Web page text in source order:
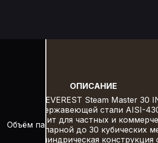
ХАРАКТЕРИСТИКИ
Объём парного помещения: от 16 до
Ширина: 650 мм
ОПИСАНИЕ
для бани EVEREST Steam Master 30
из нержавеющей стали AISI-
подходит для частных и
объёмом парной до 30 кубических
цилиндрическая